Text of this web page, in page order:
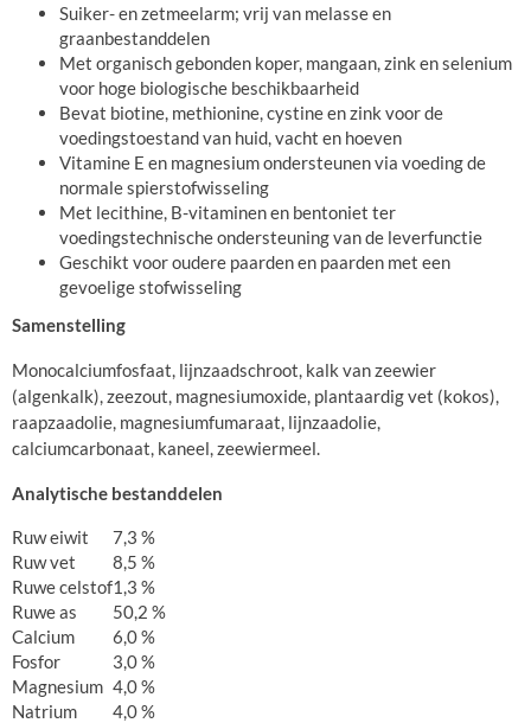
Suiker- en zetmeelarm; vrij van melasse en
graanbestanddelen
Met organisch gebonden koper, mangaan, zink en selenium
voor hoge biologische beschikbaarheid
Bevat biotine, methionine, cystine en zink voor de
voedingstoestand van huid, vacht en hoeven
Vitamine E en magnesium ondersteunen via voeding de
normale spierstofwisseling
Met lecithine, B-vitaminen en bentoniet ter
voedingstechnische ondersteuning van de leverfunctie
Geschikt voor oudere paarden en paarden met een
gevoelige stofwisseling
Samenstelling
Monocalciumfosfaat, lijnzaadschroot, kalk van zeewier
(algenkalk), zeezout, magnesiumoxide, plantaardig vet (kokos),
raapzaadolie, magnesiumfumaraat, lijnzaadolie,
calciumcarbonaat, kaneel, zeewiermeel.
Analytische bestanddelen
Ruw eiwit
7,3 %
Ruw vet
8,5 %
Ruwe celstof1,3 %
Ruwe as
50,2 %
Calcium
6,0 %
Fosfor
3,0 %
Magnesium 4,0 %
Natrium
4,0 %